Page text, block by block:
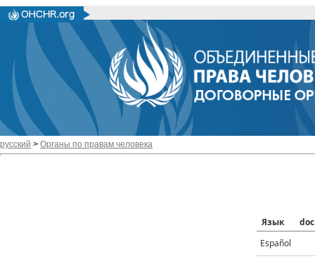
русский > Органы по правам человека
Язык
doc
Español